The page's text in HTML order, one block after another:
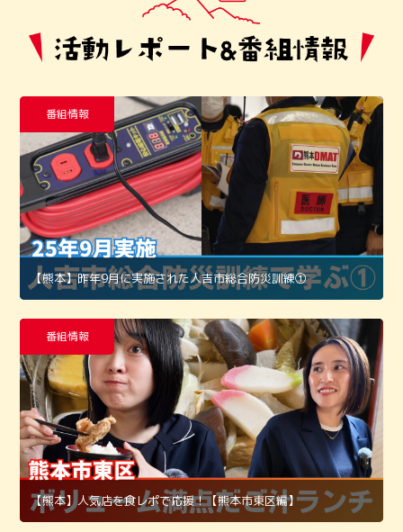
番組情報
【熊本】昨年9月に実施された人吉市総合防災訓練①
番組情報
【熊本】人気店を食レポで応援！【熊本市東区編】